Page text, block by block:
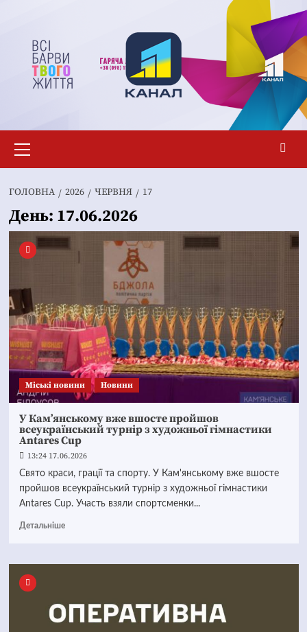
вмісту
меню
ГОЛОВНА 2026 ЧЕРВНЯ 17
День: 17.06.2026
Mіські новини Новини
У Кам’янському вже вшосте пройшов
всеукраїнський турнір з художньої гімнастики
Antares Cup
13:24 17.06.2026
Свято краси, грації та спорту. У Кам'янському вже вшосте
пройшов всеукраїнський турнір з художньої гімнастики
Antares Cup. Участь взяли спортсменки...
Детальніше